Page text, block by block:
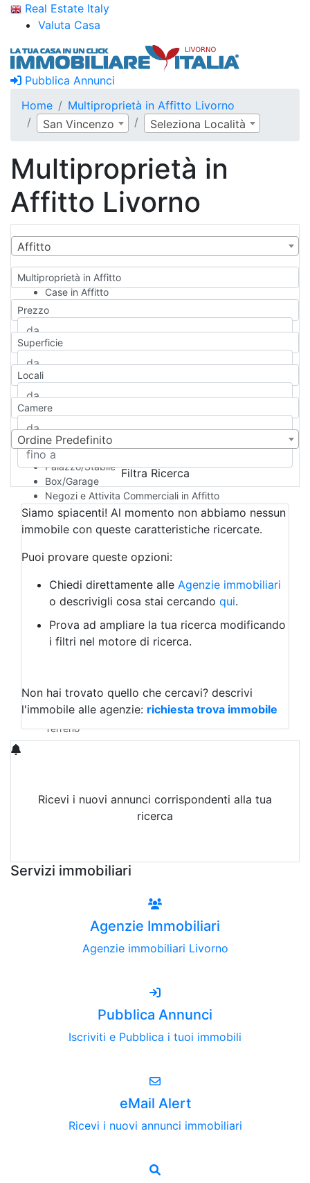
Real Estate Italy
Valuta Casa
Pubblica Annunci
Home
Multiproprietà in Affitto Livorno
San Vincenzo
Seleziona Località
Multiproprietà in
Affitto Livorno
Affitto
Multiproprietà in Affitto
Case in Affitto
Qualsiasi
Appartamento
Casa indipendente
Casa Semi-indipendente
Attico/Mansarda
Rustico/Casale
Camera d'Albergo
Multiproprietà
Palazzo/Stabile
Box/Garage
Negozi e Attivita Commerciali in Affitto
Qualsiasi
Attività/Licenza Commerciale
Azienda Agricola
Bar/Ristorante
Albergo
Laboratorio Artigianale
Negozio/locale commerciale
Agriturismo
Magazzini
Qualsiasi
Terreno edificabile
Terreno
Prezzo
Superficie
Locali
Camere
Ordine Predefinito
Filtra Ricerca
Siamo spiacenti! Al momento non abbiamo nessun
immobile con queste caratteristiche ricercate.
Puoi provare queste opzioni:
Chiedi direttamente alle Agenzie immobiliari
o descrivigli cosa stai cercando qui.
Prova ad ampliare la tua ricerca modificando
i filtri nel motore di ricerca.
Non hai trovato quello che cercavi? descrivi
l'immobile alle agenzie: richiesta trova immobile
Ricevi i nuovi annunci corrispondenti alla tua
ricerca
Servizi immobiliari
Agenzie Immobiliari
Agenzie immobiliari Livorno
Pubblica Annunci
Iscriviti e Pubblica i tuoi immobili
eMail Alert
Ricevi i nuovi annunci immobiliari